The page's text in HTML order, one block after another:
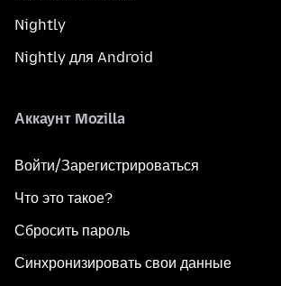
Nightly
Nightly для Android
Аккаунт Mozilla
Войти/Зарегистрироваться
Что это такое?
Сбросить пароль
Синхронизировать свои данные